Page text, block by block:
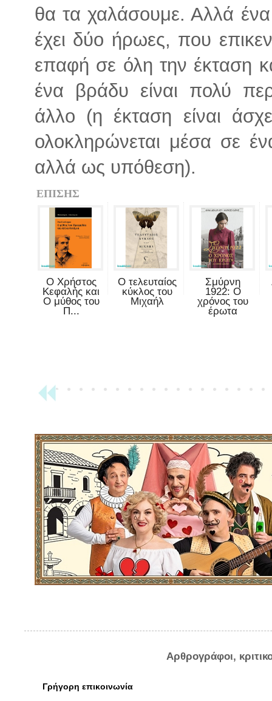
θα τα χαλάσουμε. Αλλά
έχει δύο ήρωες, που
επαφή σε όλη την έκταση
ένα βράδυ είναι πολύ
άλλο (η έκταση είναι
ολοκληρώνεται μέσα σε
αλλά ως υπόθεση).
ΕΠΙΣΗΣ
Ο Χρήστος
Κεφαλής και
Ο μύθος του
Π...
Ο τελευταίος
κύκλος του
Μιχαήλ
Σμύρνη
1922: Ο
χρόνος του
έρωτα
Αρθρογράφοι,
Γρήγορη επικοινωνία